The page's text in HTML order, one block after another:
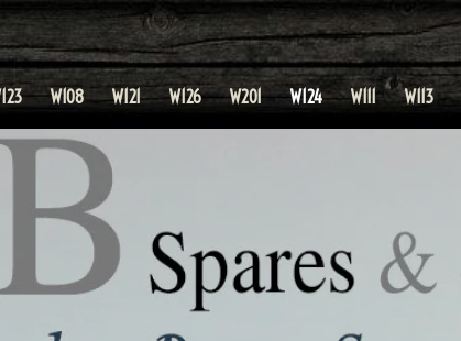
W108 W121 W126 W201 W124 W111 W113